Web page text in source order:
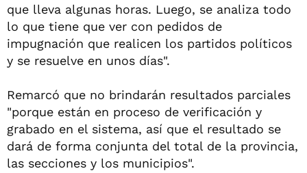
que lleva algunas horas. Luego, se analiza todo
lo que tiene que ver con pedidos de
impugnación que realicen los partidos políticos
y se resuelve en unos días".
Remarcó que no brindarán resultados parciales
"porque están en proceso de verificación y
grabado en el sistema, así que el resultado se
dará de forma conjunta del total de la provincia,
las secciones y los municipios".